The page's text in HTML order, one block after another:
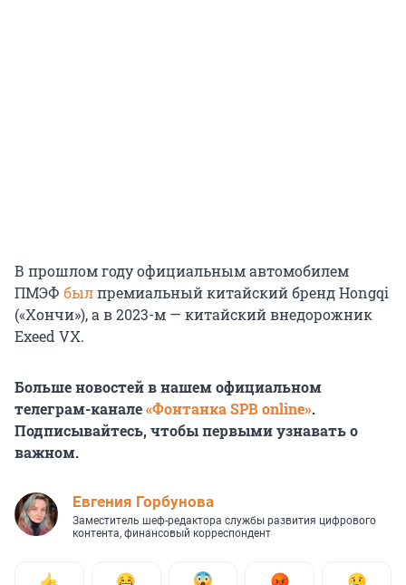
В прошлом году официальным автомобилем
ПМЭФ былпремиальный китайский бренд Hongqi
(«Хончи»), а в 2023-м — китайский внедорожник
Exeed VX.
Больше новостей в нашем официальном
телеграм-канале«Фонтанка SPB online».
Подписывайтесь, чтобы первыми узнавать о
важном.
Евгения Горбунова
Заместитель шеф-редактора службы развития цифрового
контента, финансовый корреспондент